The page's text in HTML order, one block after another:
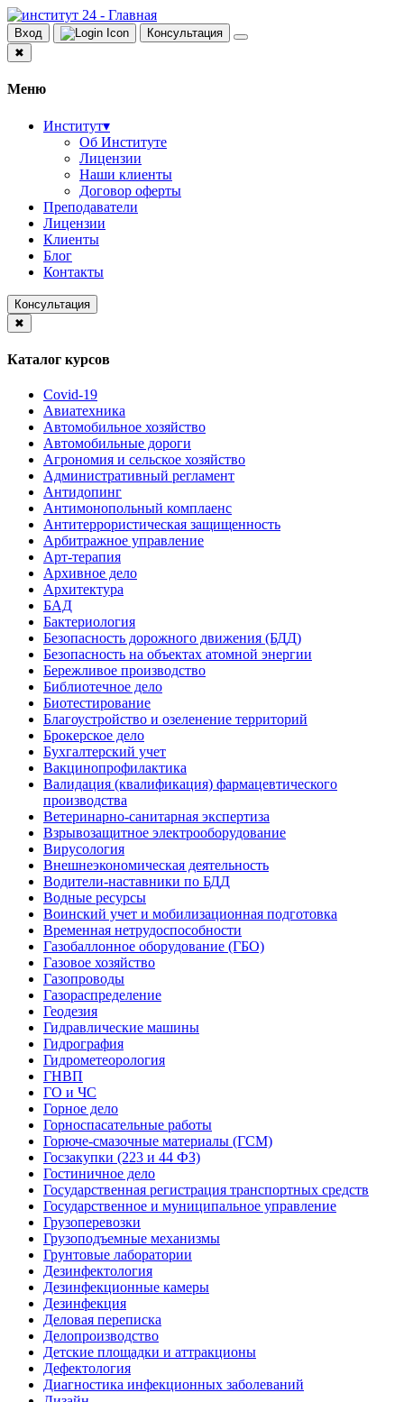
Вход
Консультация
✖
Меню
Институт▾
Об Институте
Лицензии
Наши клиенты
Договор оферты
Преподаватели
Лицензии
Клиенты
Блог
Контакты
Консультация
✖
Каталог курсов
Covid-19
Авиатехника
Автомобильное хозяйство
Автомобильные дороги
Агрономия и сельское хозяйство
Административный регламент
Антидопинг
Антимонопольный комплаенс
Антитеррористическая защищенность
Арбитражное управление
Арт-терапия
Архивное дело
Архитектура
БАД
Бактериология
Безопасность дорожного движения (БДД)
Безопасность на объектах атомной энергии
Бережливое производство
Библиотечное дело
Биотестирование
Благоустройство и озеленение территорий
Брокерское дело
Бухгалтерский учет
Вакцинопрофилактика
Валидация (квалификация) фармацевтического
производства
Ветеринарно-санитарная экспертиза
Взрывозащитное электрооборудование
Вирусология
Внешнеэкономическая деятельность
Водители-наставники по БДД
Водные ресурсы
Воинский учет и мобилизационная подготовка
Временная нетрудоспособности
Газобаллонное оборудование (ГБО)
Газовое хозяйство
Газопроводы
Газораспределение
Геодезия
Гидравлические машины
Гидрография
Гидрометеорология
ГНВП
ГО и ЧС
Горное дело
Горноспасательные работы
Горюче-смазочные материалы (ГСМ)
Госзакупки (223 и 44 ФЗ)
Гостиничное дело
Государственная регистрация транспортных средств
Государственное и муниципальное управление
Грузоперевозки
Грузоподъемные механизмы
Грунтовые лаборатории
Дезинфектология
Дезинфекционные камеры
Дезинфекция
Деловая переписка
Делопроизводство
Детские площадки и аттракционы
Дефектология
Диагностика инфекционных заболеваний